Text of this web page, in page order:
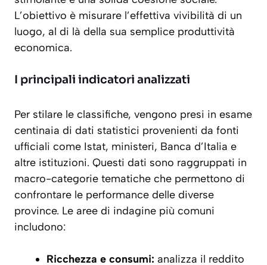
L’obiettivo è misurare l’effettiva vivibilità di un
luogo, al di là della sua semplice produttività
economica.
I principali indicatori analizzati
Per stilare le classifiche, vengono presi in esame
centinaia di dati statistici provenienti da fonti
ufficiali come Istat, ministeri, Banca d’Italia e
altre istituzioni. Questi dati sono raggruppati in
macro-categorie tematiche che permettono di
confrontare le performance delle diverse
province. Le aree di indagine più comuni
includono:
Ricchezza e consumi: analizza il reddito